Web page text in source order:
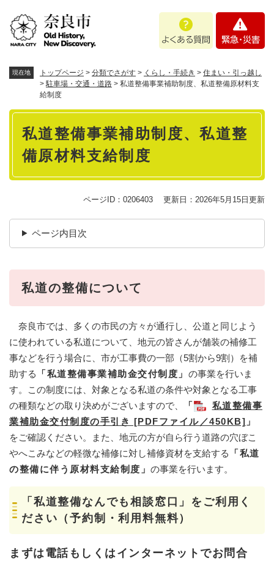
あ
問
・
現在地 トップページ > 分類でさがす > くらし・手続き > 住まい・引っ越し
>駐車場・交通・道路 > 私道整備事業補助制度、私道整備原材料支
給制度
本
私道整備事業補助制度、私道整
備原材料支給制度
ページID：0206403 更新日：2026年5月15日更新
ページ内目次
私道の整備について
奈良市では、多くの市民の方々が通行し、公道と同じよう
に使われている私道について、地元の皆さんが舗装の補修工
事などを行う場合に、市が工事費の一部（5割から9割）を補
助する
「私道整備事業補助金交付制度」 の事業を行いま
す。この制度には、対象となる私道の条件や対象となる工事
の種類などの取り決めがございますので、
「
私道整備事
業補助金交付制度の手引き [PDFファイル／450KB] 」
をご確認ください。また、地元の方が自ら行う道路の穴ぼこ
やへこみなどの軽微な補修に対し補修資材を支給する
「私道
の整備に伴う原材料支給制度」 の事業を行います。
「私道整備なんでも相談窓口」をご利用く
ださい（予約制・利用料無料）
まずは電話もしくはインターネットでお問合